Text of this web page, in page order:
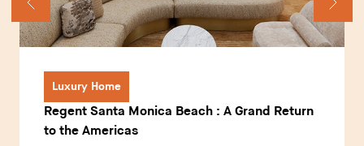
Luxury Home
Regent Santa Monica Beach : A Grand Return
to the Americas